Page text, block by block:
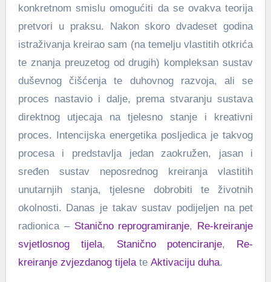
konkretnom smislu omogućiti da se ovakva teorija
pretvori u praksu. Nakon skoro dvadeset godina
istraživanja kreirao sam (na temelju vlastitih otkrića
te znanja preuzetog od drugih) kompleksan sustav
duševnog čišćenja te duhovnog razvoja, ali se
proces nastavio i dalje, prema stvaranju sustava
direktnog utjecaja na tjelesno stanje i kreativni
proces. Intencijska energetika posljedica je takvog
procesa i predstavlja jedan zaokružen, jasan i
sređen sustav neposrednog kreiranja vlastitih
unutarnjih stanja, tjelesne dobrobiti te životnih
okolnosti. Danas je takav sustav podijeljen na pet
radionica – Stanično reprogramiranje,
Re-kreiranje
svjetlosnog tijela, Stanično potenciranje,
Re-
kreiranje zvjezdanog tijelate Aktivaciju duha.